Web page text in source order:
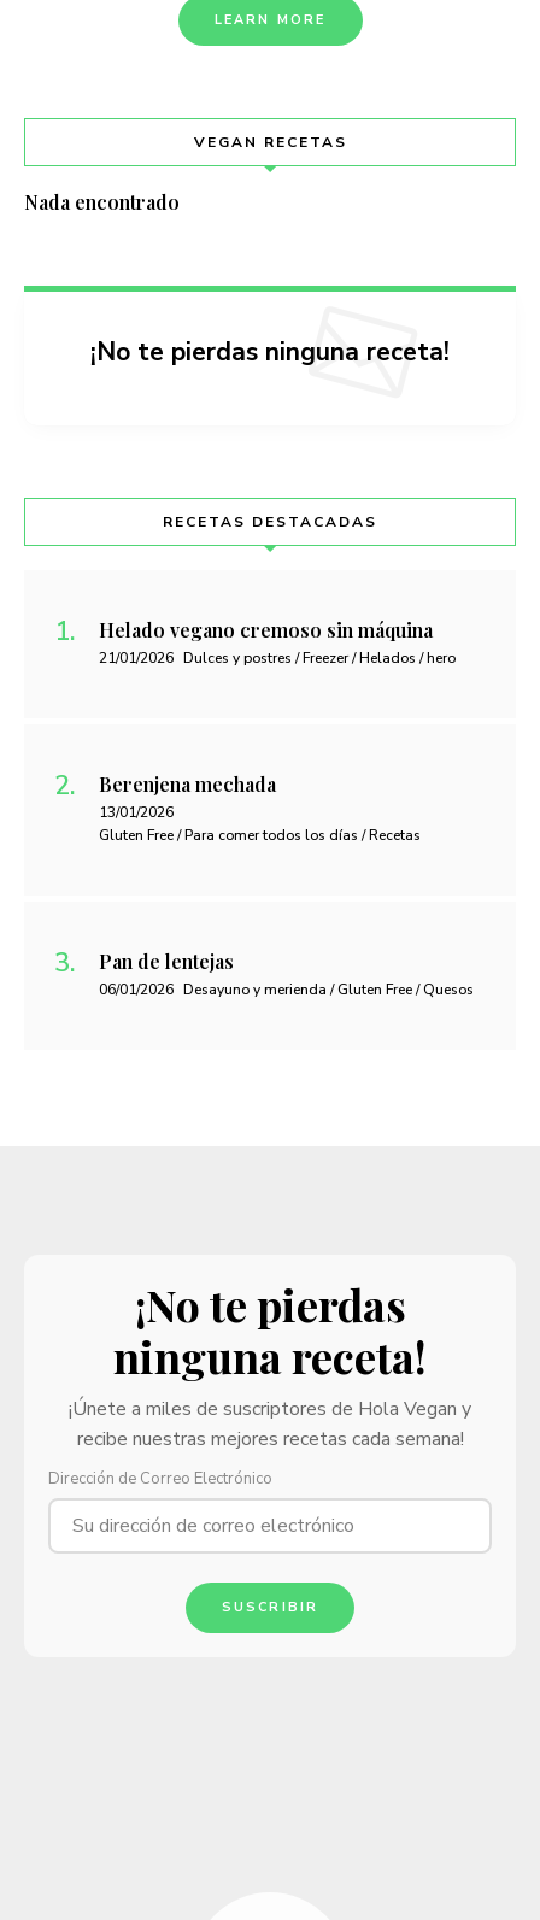
LEARN MORE
VEGAN RECETAS
Nada encontrado
¡No te pierdas ninguna receta!
RECETAS DESTACADAS
Helado vegano cremoso sin máquina
21/01/2026 Dulces y postres / Freezer / Helados / hero
Berenjena mechada
13/01/2026
Gluten Free / Para comer todos los días / Recetas
Pan de lentejas
06/01/2026 Desayuno y merienda / Gluten Free / Quesos
¡No te pierdas
ninguna receta!
¡Únete a miles de suscriptores de Hola Vegan y
recibe nuestras mejores recetas cada semana!
Dirección de Correo Electrónico
SUSCRIBIR